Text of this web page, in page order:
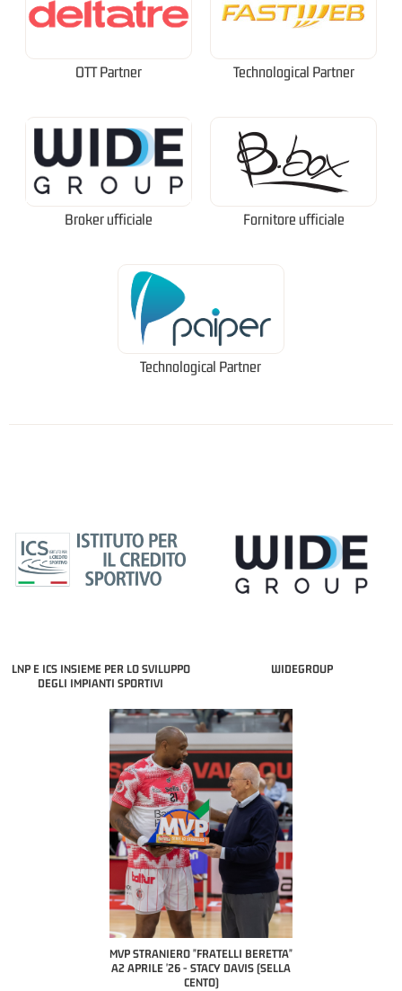
OTT Partner Technological Partner
Broker ufficiale Fornitore ufficiale
Technological Partner
LNP E ICS INSIEME PER LO SVILUPPO
DEGLI IMPIANTI SPORTIVI
WIDEGROUP
"FRATELLI BERETTA"
MVP "FRATELLI BERETTA" SAMUEL
DILAS B NAZIONALE APRILE '26 -
MARCO RESTELLI (TAV TREVIGLIO